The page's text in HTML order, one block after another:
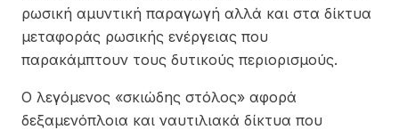
ρωσική αμυντική παραγωγή αλλά και στα δίκτυα
μεταφοράς ρωσικής ενέργειας που
παρακάμπτουν τους δυτικούς περιορισμούς.
Ο λεγόμενος «σκιώδης στόλος» αφορά
δεξαμενόπλοια και ναυτιλιακά δίκτυα που